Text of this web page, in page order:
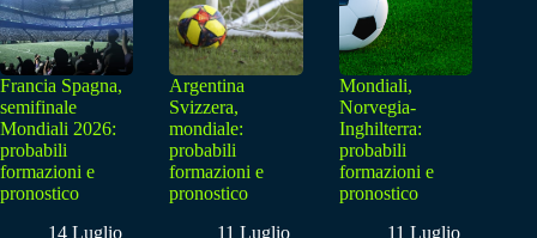
Francia Spagna,
semifinale
Mondiali 2026:
probabili
formazioni e
pronostico
14 Luglio
Argentina
Svizzera,
mondiale:
probabili
formazioni e
pronostico
11 Luglio
Mondiali,
Norvegia-
Inghilterra:
probabili
formazioni e
pronostico
11 Luglio